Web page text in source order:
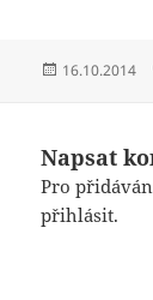
Publikováno:
16.10.2014
Napsat
Pro
přihlásit.